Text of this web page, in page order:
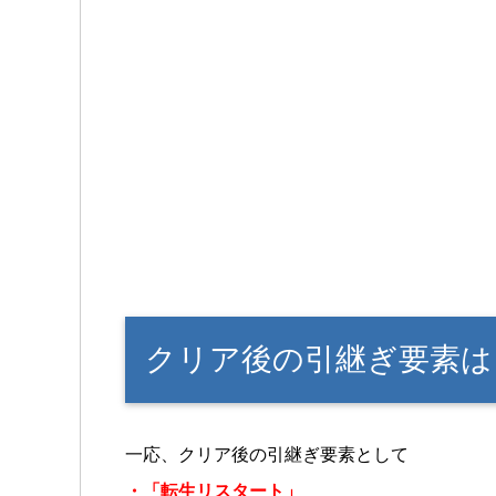
クリア後の引継ぎ要素
一応、クリア後の引継ぎ要素として
・「転生リスタート」